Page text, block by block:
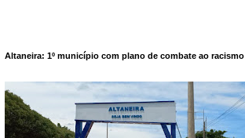
Altaneira: 1º município com plano de combate ao racismo